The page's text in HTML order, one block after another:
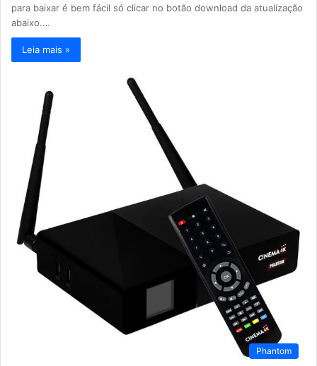
para baixar é bem fácil só clicar no botão download da atualização
abaixo.…
Leia mais »
Phantom